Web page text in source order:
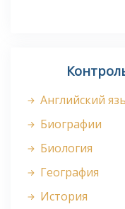
Английский
Биографии
Биология
География
История